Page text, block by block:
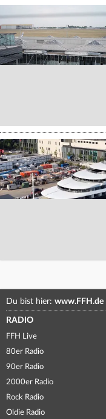
Du bist hier: www.FFH.de
RADIO
FFH Live
80er Radio
90er Radio
2000er Radio
Rock Radio
Oldie Radio